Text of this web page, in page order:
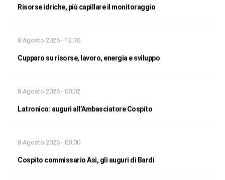
Risorse idriche, più capillare il monitoraggio
8 Agosto 2026 - 12:30
Cupparo su risorse, lavoro, energia e sviluppo
8 Agosto 2026 - 08:02
Latronico: auguri all’Ambasciatore Cospito
8 Agosto 2026 - 08:00
Cospito commissario Asi, gli auguri di Bardi